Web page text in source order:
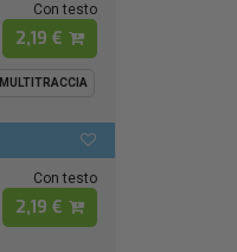
Con testo
2,19 €
MULTITRACCIA
Con testo
2,19 €